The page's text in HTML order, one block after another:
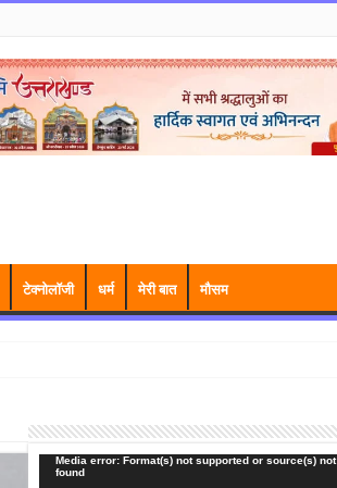
टेक्नोलॉजी धर्म मेरी बात मौसम
Video
Media error: Format(s) not supported or source(s) not
found